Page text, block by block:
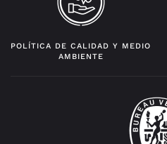
POLÍTICA DE CALIDAD Y MEDIO
AMBIENTE